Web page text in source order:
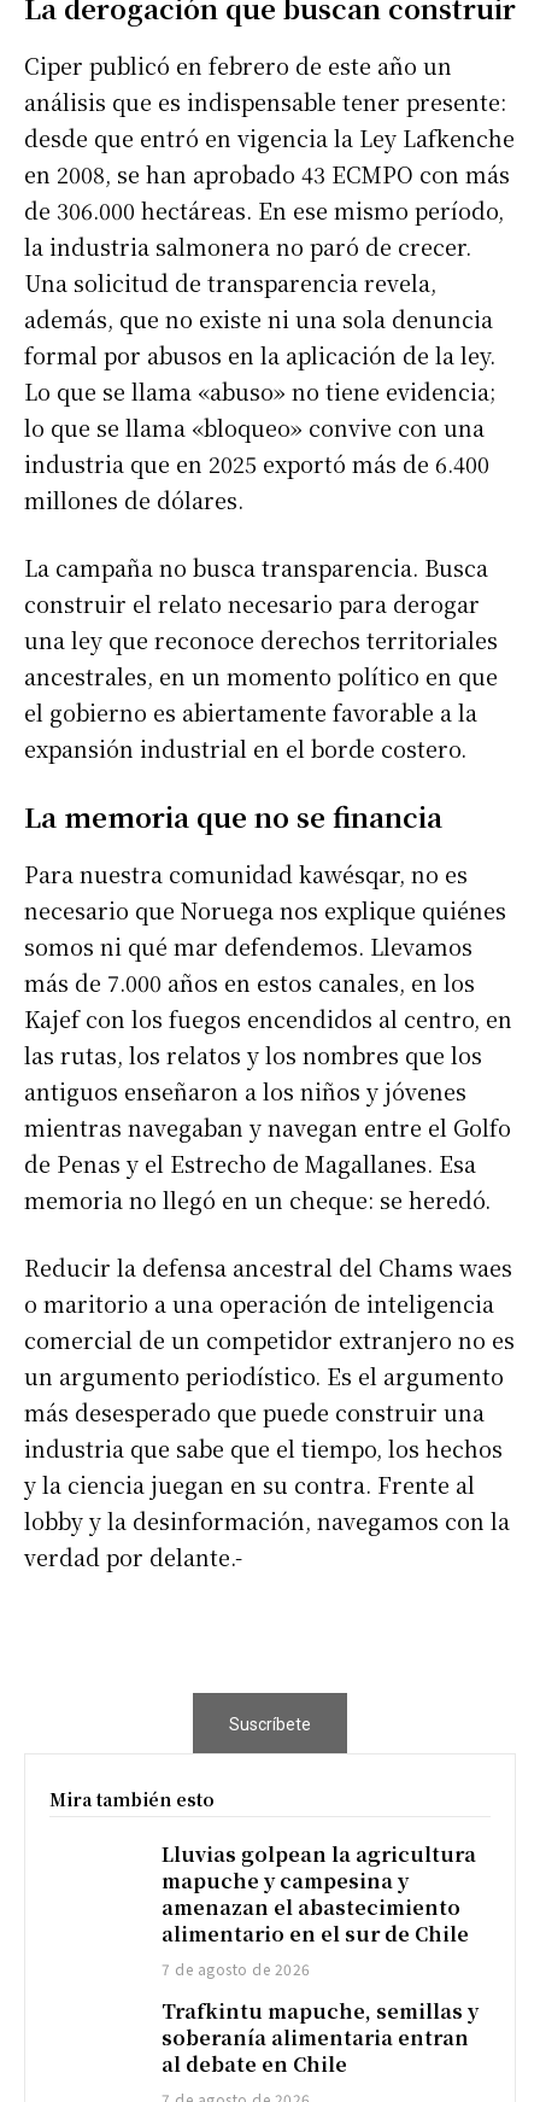
La derogación que buscan construir
Ciper publicó en febrero de este año un
análisis que es indispensable tener presente:
desde que entró en vigencia la Ley Lafkenche
en 2008, se han aprobado 43 ECMPO con más
de 306.000 hectáreas. En ese mismo período,
la industria salmonera no paró de crecer.
Una solicitud de transparencia revela,
además, que no existe ni una sola denuncia
formal por abusos en la aplicación de la ley.
Lo que se llama «abuso» no tiene evidencia;
lo que se llama «bloqueo» convive con una
industria que en 2025 exportó más de 6.400
millones de dólares.
La campaña no busca transparencia. Busca
construir el relato necesario para derogar
una ley que reconoce derechos territoriales
ancestrales, en un momento político en que
el gobierno es abiertamente favorable a la
expansión industrial en el borde costero.
La memoria que no se financia
Para nuestra comunidad kawésqar, no es
necesario que Noruega nos explique quiénes
somos ni qué mar defendemos. Llevamos
más de 7.000 años en estos canales, en los
Kajef con los fuegos encendidos al centro, en
las rutas, los relatos y los nombres que los
antiguos enseñaron a los niños y jóvenes
mientras navegaban y navegan entre el Golfo
de Penas y el Estrecho de Magallanes. Esa
memoria no llegó en un cheque: se heredó.
Reducir la defensa ancestral del Chams waes
o maritorio a una operación de inteligencia
comercial de un competidor extranjero no es
un argumento periodístico. Es el argumento
más desesperado que puede construir una
industria que sabe que el tiempo, los hechos
y la ciencia juegan en su contra. Frente al
lobby y la desinformación, navegamos con la
verdad por delante.-
Suscríbete
Mira también esto
Lluvias golpean la agricultura
mapuche y campesina y
amenazan el abastecimiento
alimentario en el sur de Chile
7 de agosto de 2026
Trafkintu mapuche, semillas y
soberanía alimentaria entran
al debate en Chile